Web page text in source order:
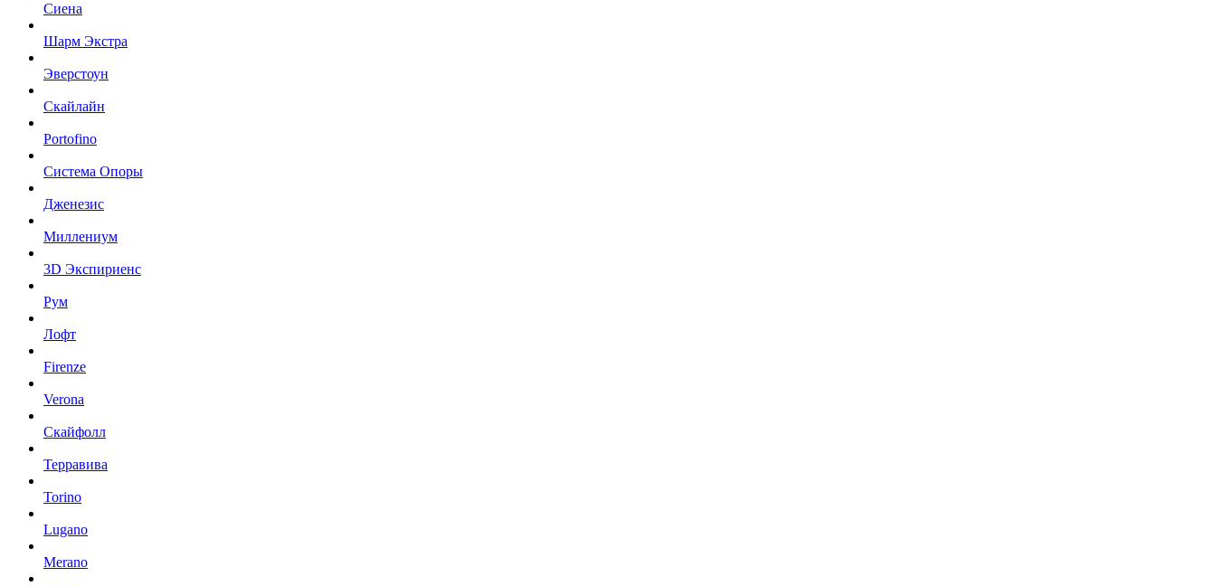
Сиена
Шарм Экстра
Эверстоун
Скайлайн
Portofino
Система Опоры
Дженезис
Миллениум
3D Экспириенс
Рум
Лофт
Firenze
Verona
Скайфолл
Терравива
Torino
Lugano
Merano